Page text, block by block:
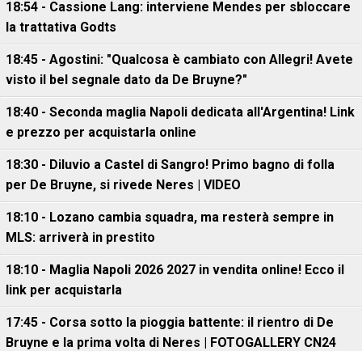
18:54 - Cassione Lang: interviene Mendes per sbloccare
la trattativa Godts
18:45 - Agostini: "Qualcosa è cambiato con Allegri! Avete
visto il bel segnale dato da De Bruyne?"
18:40 - Seconda maglia Napoli dedicata all'Argentina! Link
e prezzo per acquistarla online
18:30 - Diluvio a Castel di Sangro! Primo bagno di folla
per De Bruyne, si rivede Neres | VIDEO
18:10 - Lozano cambia squadra, ma resterà sempre in
MLS: arriverà in prestito
18:10 - Maglia Napoli 2026 2027 in vendita online! Ecco il
link per acquistarla
17:45 - Corsa sotto la pioggia battente: il rientro di De
Bruyne e la prima volta di Neres | FOTOGALLERY CN24